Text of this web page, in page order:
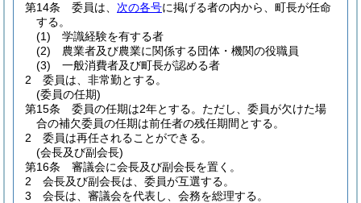
第14条
委員は、 次の各号に掲げる者の内から、町長が任命
する。
(1)
学識経験を有する者
(2)
農業者及び農業に関係する団体・機関の役職員
(3)
一般消費者及び町長が認める者
2
委員は、非常勤とする。
(委員の任期)
第15条
委員の任期は2年とする。 ただし、委員が欠けた場
合の補欠委員の任期は前任者の残任期間とする。
2
委員は再任されることができる。
(会長及び副会長)
第16条
審議会に会長及び副会長を置く。
2
会長及び副会長は、委員が互選する。
3
会長は、審議会を代表し、会務を総理する。